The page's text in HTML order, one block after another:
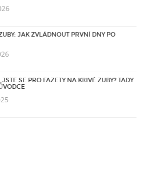
JAK ZVLÁDNOUT PRVNÍ DNY PO
SE PRO FAZETY NA KŘIVÉ ZUBY? TADY